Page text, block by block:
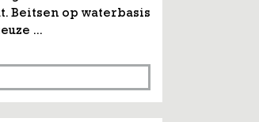
Beitsen op waterbasis
...